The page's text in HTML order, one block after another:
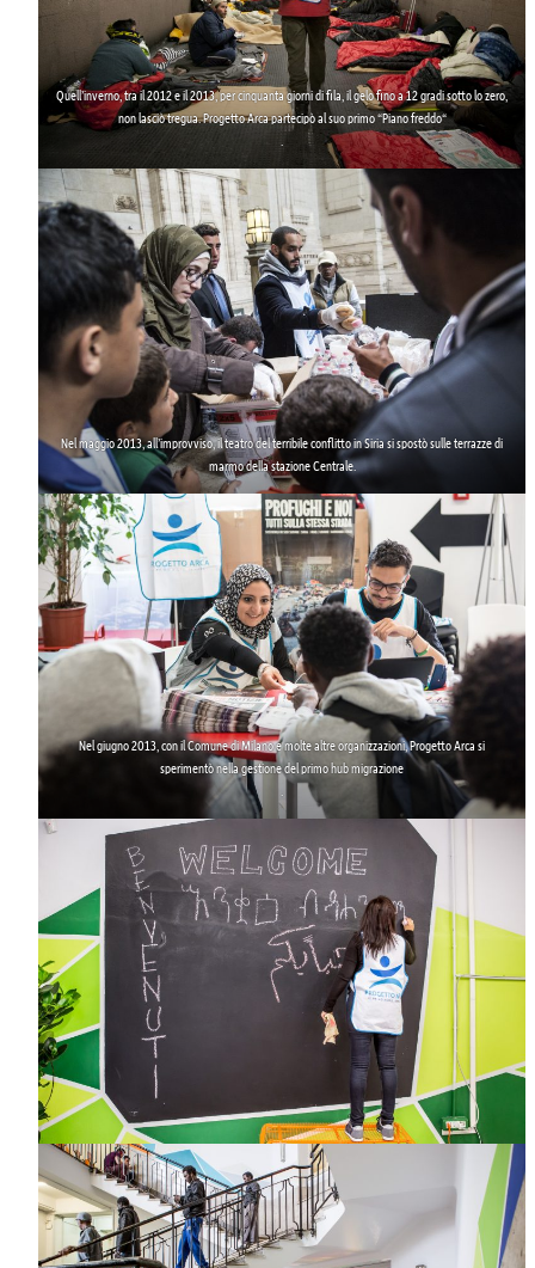
Quell’inverno, tra il 2012 e il 2013, per cinquanta giorni di fila, il gelo fino a 12 gradi sotto lo zero,
non lasciò tregua. Progetto Arca partecipò al suoprimo “Piano freddo“
.
Nel maggio 2013, all’improvviso, il teatro del terribileconflitto in Siriasi spostò sulle terrazze di
marmo della stazione Centrale.
Nel giugno 2013, con il Comune di Milano e molte altre organizzazioni, Progetto Arca si
sperimentò nella gestione delprimo hub migrazione
.